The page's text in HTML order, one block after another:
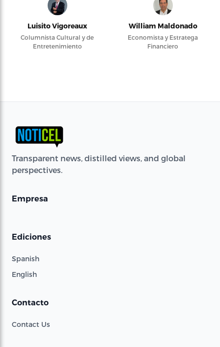
Luisito Vigoreaux
Columnista Cultural y de
Entretenimiento
William Maldonado
Economista y Estratega
Financiero
Transparent news, distilled views, and global
perspectives.
Empresa
Ediciones
Spanish
English
Contacto
Contact Us